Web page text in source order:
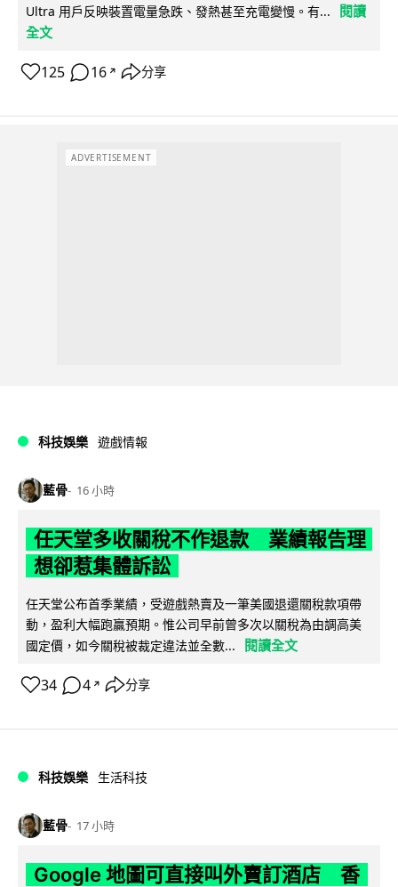
Ultra 用戶反映裝置電量急跌、發熱甚至充電變慢。有...
閱讀
全文
125 16 ↗ 分享
ADVERTISEMENT
科技娛樂 遊戲情報
藍骨 16 小時
任天堂多收關稅不作退款 業績報告理
想卻惹集體訴訟
任天堂公布首季業績，受遊戲熱賣及一筆美國退還關稅款項帶
動，盈利大幅跑贏預期。惟公司早前曾多次以關稅為由調高美
國定價，如今關稅被裁定違法並全數...
閱讀全文
34 4 ↗ 分享
科技娛樂 生活科技
藍骨 17 小時
Google 地圖可直接叫外賣訂酒店 香